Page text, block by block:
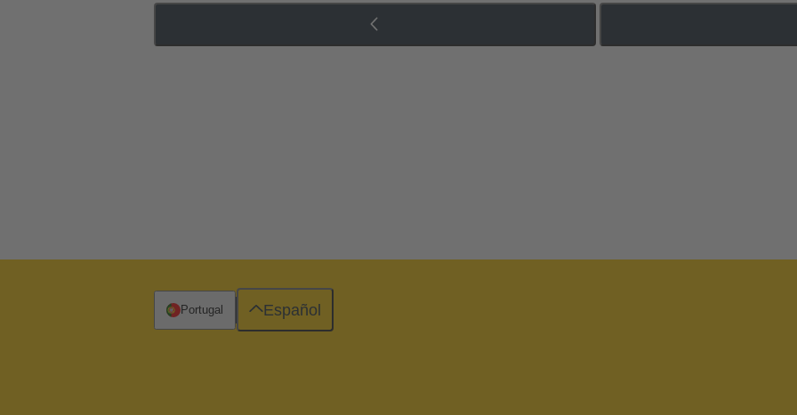
Portugal Español